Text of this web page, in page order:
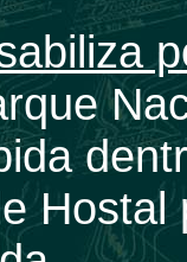
Hostal